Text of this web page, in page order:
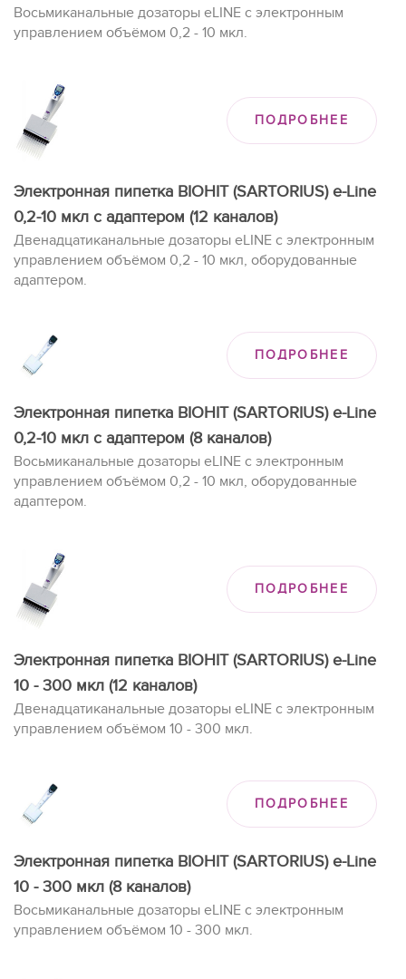
Восьмиканальные дозаторы eLINE с электронным
управлением объёмом 0,2 - 10 мкл.
ПОДРОБНЕЕ
Электронная пипетка BIOHIT (SARTORIUS) e-Line
0,2-10 мкл с адаптером (12 каналов)
Двенадцатиканальные дозаторы eLINE с электронным
управлением объёмом 0,2 - 10 мкл, оборудованные
адаптером.
ПОДРОБНЕЕ
Электронная пипетка BIOHIT (SARTORIUS) e-Line
0,2-10 мкл с адаптером (8 каналов)
Восьмиканальные дозаторы eLINE с электронным
управлением объёмом 0,2 - 10 мкл, оборудованные
адаптером.
ПОДРОБНЕЕ
Электронная пипетка BIOHIT (SARTORIUS) e-Line
10 - 300 мкл (12 каналов)
Двенадцатиканальные дозаторы eLINE с электронным
управлением объёмом 10 - 300 мкл.
ПОДРОБНЕЕ
Электронная пипетка BIOHIT (SARTORIUS) e-Line
10 - 300 мкл (8 каналов)
Восьмиканальные дозаторы eLINE с электронным
управлением объёмом 10 - 300 мкл.